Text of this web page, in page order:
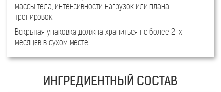
массы тела, интенсивности нагрузок или плана
тренировок.
Вскрытая упаковка должна храниться не более 2-х
месяцев в сухом месте.